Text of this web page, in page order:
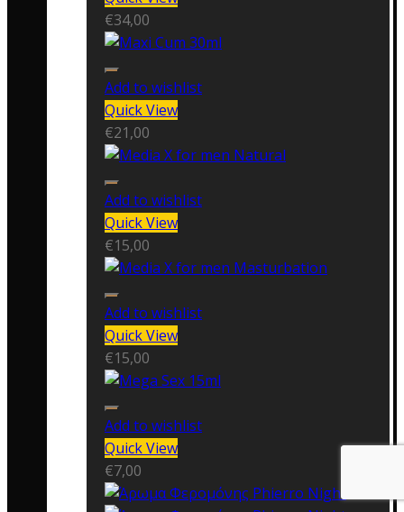
€34,00
Add to wishlist
Quick View
€21,00
Add to wishlist
Quick View
€15,00
Add to wishlist
Quick View
€15,00
Add to wishlist
Quick View
€7,00